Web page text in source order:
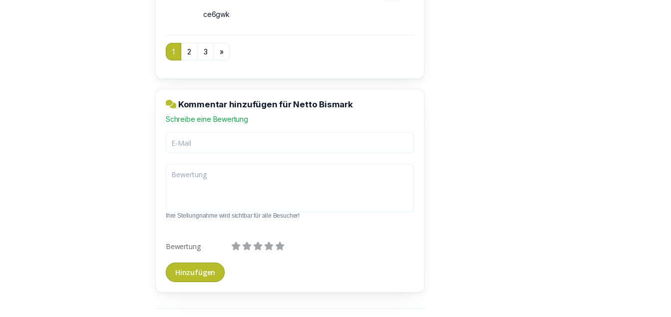
ce6gwk
1 2 3 »
Kommentar hinzufügen für Netto Bismark
Schreibe eine Bewertung
Ihre Stellungnahme wird sichtbar für alle Besucher!
Bewertung